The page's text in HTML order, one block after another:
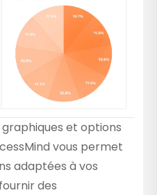
et options
vous permet
adaptées à vos
des